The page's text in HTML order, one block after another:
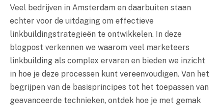
Veel bedrijven in Amsterdam en daarbuiten staan
echter voor de uitdaging om effectieve
linkbuildingstrategieën te ontwikkelen. In deze
blogpost verkennen we waarom veel marketeers
linkbuilding als complex ervaren en bieden we inzicht
in hoe je deze processen kunt vereenvoudigen. Van het
begrijpen van de basisprincipes tot het toepassen van
geavanceerde technieken, ontdek hoe je met gemak